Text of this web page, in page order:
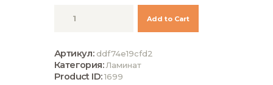
Kronotex
D2804
Дуб
Стирлинг
Add to Cart
Артикул: ddf74e19cfd2
Категория: Ламинат
Product ID:1699